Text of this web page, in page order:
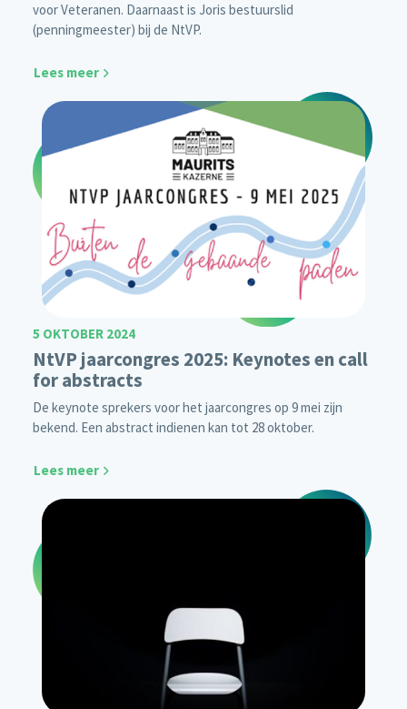
voor Veteranen. Daarnaast is Joris bestuurslid
(penningmeester) bij de NtVP.
Lees meer
5 OKTOBER 2024
NtVP jaarcongres 2025: Keynotes en call
for abstracts
De keynote sprekers voor het jaarcongres op 9 mei zijn
bekend. Een abstract indienen kan tot 28 oktober.
Lees meer